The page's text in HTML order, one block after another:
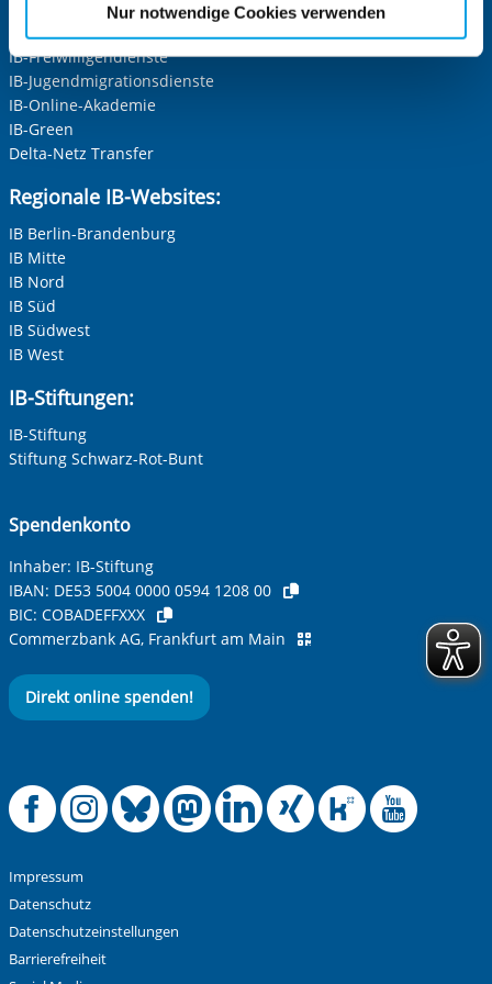
Cookies, die erforderlich zur Bereitstellung der von Ihnen
aufgerufenen und somit gewünschten Website-
Funktionen sind. Diese Cookies setzen wir aufgrund
berechtigter Interessen und daher unabhängig von einer
Einwilligung.
Nur notwendige Cookies verwenden
Herr
Neutrale Anrede
Unternehmen
Nachname, Vorname *
Adresse (PLZ, Ort, Strasse)
Ihre E-Mail-Adresse
Ihre Telefonnummer
Ihre Nachricht*
Anti-Roboter-Verifizierung
Alle Informationen zum Schutz der Daten sind sind in
IB-Kindertageseinrichtungen
IB-Freiwilligendienste
IB-Jugendmigrationsdienste
IB-Online-Akademie
IB-Green
Delta-Netz Transfer
Regionale IB-Websites:
IB Berlin-Brandenburg
IB Mitte
IB Nord
IB Süd
IB Südwest
IB West
IB-Stiftungen:
IB-Stiftung
Stiftung Schwarz-Rot-Bunt
Spendenkonto
Inhaber: IB-Stiftung
IBAN: DE53 5004 0000 0594 1208 00
BIC: COBADEFFXXX
Commerzbank AG, Frankfurt am Main
Direkt online spenden!
Offizielle
Offizielle
Offizielle
Offizielle
Offizielle
Impressum
Datenschutz
Datenschutzeinstellungen
Barrierefreiheit